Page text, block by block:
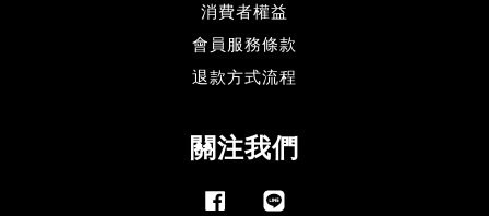
消費者權益
會員服務條款
退款方式流程
關注我們
Facebook